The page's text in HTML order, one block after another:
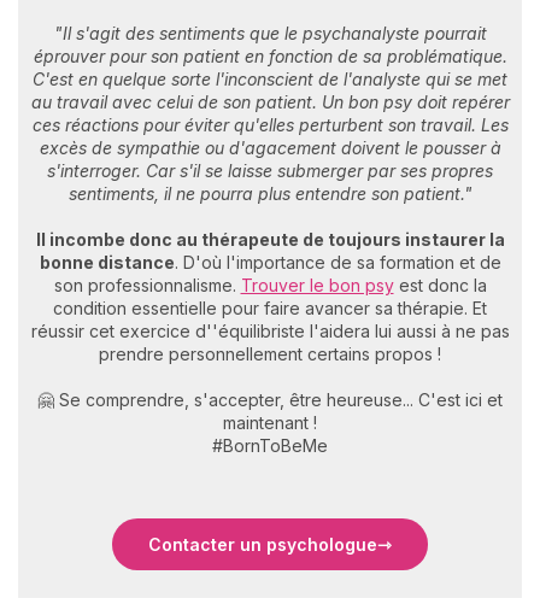
"Il s'agit des sentiments que le psychanalyste pourrait
éprouver pour son patient en fonction de sa problématique.
C'est en quelque sorte l'inconscient de l'analyste qui se met
au travail avec celui de son patient. Un bon psy doit repérer
ces réactions pour éviter qu'elles perturbent son travail. Les
excès de sympathie ou d'agacement doivent le pousser à
s'interroger. Car s'il se laisse submerger par ses propres
sentiments, il ne pourra plus entendre son patient."
Il incombe donc au thérapeute de toujours instaurer la
bonne distance. D'où l'importance de sa formation et de
son professionnalisme. Trouver le bon psyest donc la
condition essentielle pour faire avancer sa thérapie. Et
réussir cet exercice d''équilibriste l'aidera lui aussi à ne pas
prendre personnellement certains propos !
🤗 Se comprendre, s'accepter, être heureuse... C'est ici et
maintenant !
#BornToBeMe
Contacter un psychologue